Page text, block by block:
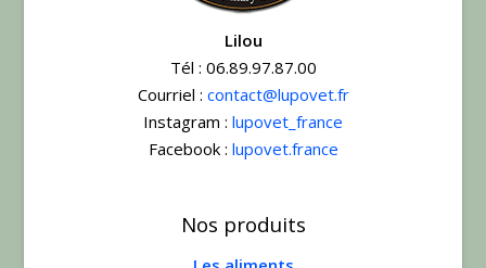
Lilou
Tél : 06.89.97.87.00
Courriel : contact@lupovet.fr
Instagram : lupovet_france
Facebook : lupovet.france
Nos produits